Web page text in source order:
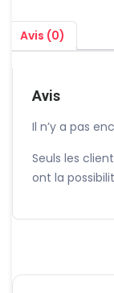
OM1
2M
62.5/125µm
Avis (0)
Avis
Il n’y a pas
Seuls les
ont la